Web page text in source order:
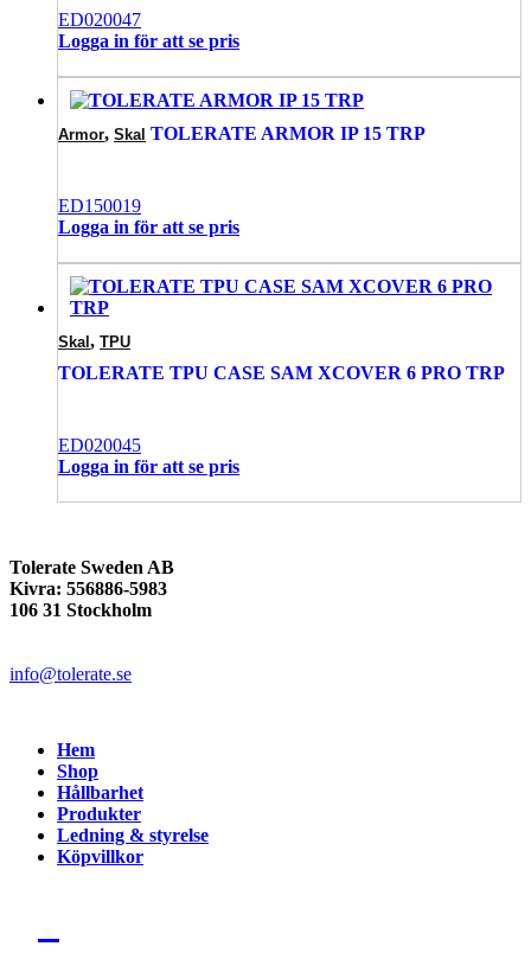
ED020047
Logga in för att se pris
Armor, Skal TOLERATE ARMOR IP 15 TRP
ED150019
Logga in för att se pris
Skal , TPU
TOLERATE TPU CASE SAM XCOVER 6 PRO TRP
ED020045
Logga in för att se pris
Tolerate Sweden AB
Kivra: 556886-5983
106 31 Stockholm
info@tolerate.se
Hem
Shop
Hållbarhet
Produkter
Ledning & styrelse
Köpvillkor